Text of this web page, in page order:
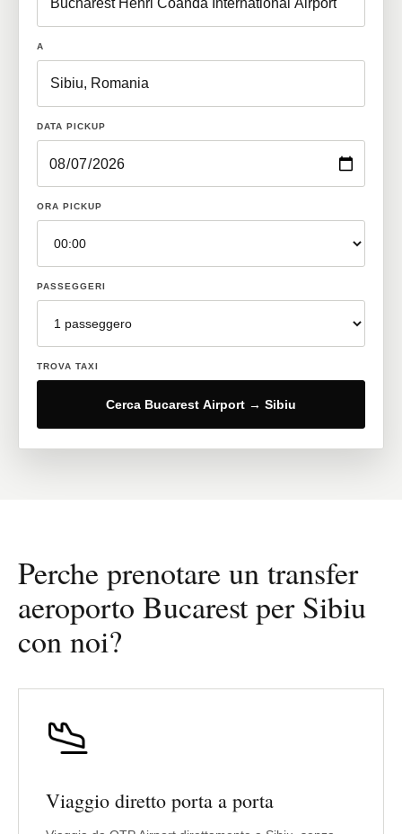
A
DATA PICKUP
ORA PICKUP
PASSEGGERI
TROVA TAXI
Cerca Bucarest Airport → Sibiu
Perche prenotare un transfer
aeroporto Bucarest per Sibiu
con noi?
Viaggio diretto porta a porta